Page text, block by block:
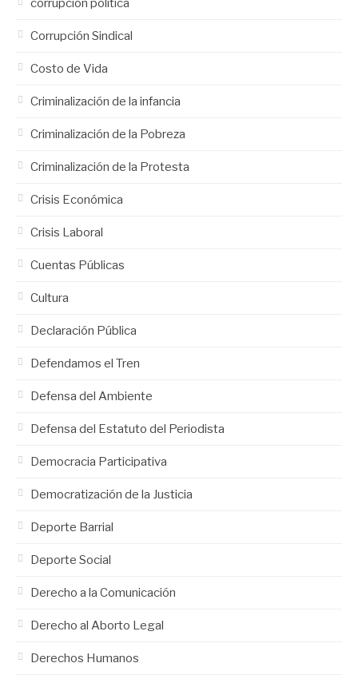
corrupción política
Corrupción Sindical
Costo de Vida
Criminalización de la infancia
Criminalización de la Pobreza
Criminalización de la Protesta
Crisis Económica
Crisis Laboral
Cuentas Públicas
Cultura
Declaración Pública
Defendamos el Tren
Defensa del Ambiente
Defensa del Estatuto del Periodista
Democracia Participativa
Democratización de la Justicia
Deporte Barrial
Deporte Social
Derecho a la Comunicación
Derecho al Aborto Legal
Derechos Humanos